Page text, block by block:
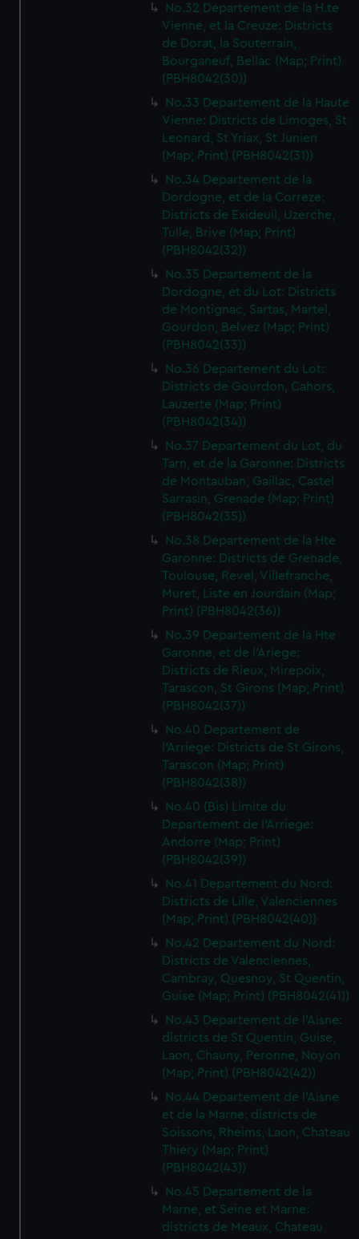
No.32 Departement de la H.te
Vienne, et la Creuze: Districts
de Dorat, la Souterrain,
Bourganeuf, Bellac (Map; Print)
(PBH8042(30))
No.33 Departement de la Haute
Vienne: Districts de Limoges, St
Leonard, St Yriax, St Junien
(Map; Print) (PBH8042(31))
No.34 Departement de la
Dordogne, et de la Correze:
Districts de Exideuil, Uzerche,
Tulle, Brive (Map; Print)
(PBH8042(32))
No.35 Departement de la
Dordogne, et du Lot: Districts
de Montignac, Sartas, Martel,
Gourdon, Belvez (Map; Print)
(PBH8042(33))
No.36 Departement du Lot:
Districts de Gourdon, Cahors,
Lauzerte (Map; Print)
(PBH8042(34))
No.37 Departement du Lot, du
Tarn, et de la Garonne: Districts
de Montauban, Gaillac, Castel
Sarrasin, Grenade (Map; Print)
(PBH8042(35))
No.38 Departement de la Hte
Garonne: Districts de Grenade,
Toulouse, Revel, Villefranche,
Muret, Liste en Jourdain (Map;
Print) (PBH8042(36))
No.39 Departement de la Hte
Garonne, et de l'Ariege:
Districts de Rieux, Mirepoix,
Tarascon, St Girons (Map; Print)
(PBH8042(37))
No.40 Departement de
l'Arriege: Districts de St Girons,
Tarascon (Map; Print)
(PBH8042(38))
No.40 (Bis) Limite du
Departement de l'Arriege:
Andorre (Map; Print)
(PBH8042(39))
No.41 Departement du Nord:
Districts de Lille, Valenciennes
(Map; Print) (PBH8042(40))
No.42 Departement du Nord:
Districts de Valenciennes,
Cambray, Quesnoy, St Quentin,
Guise (Map; Print) (PBH8042(41))
No.43 Departement de l'Aisne:
districts de St Quentin, Guise,
Laon, Chauny, Peronne, Noyon
(Map; Print) (PBH8042(42))
No.44 Departement de l'Aisne
et de la Marne: districts de
Soissons, Rheims, Laon, Chateau
Thiery (Map; Print)
(PBH8042(43))
No.45 Departement de la
Marne, et Seine et Marne:
districts de Meaux, Chateau